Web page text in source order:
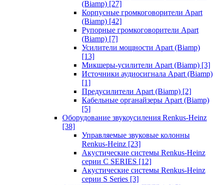
(Biamp) [27]
Корпусные громкоговорители Apart
(Biamp) [42]
Рупорные громкоговорители Apart
(Biamp) [7]
Усилители мощности Apart (Biamp)
[13]
Микшеры-усилители Apart (Biamp) [3]
Источники аудиосигнала Apart (Biamp)
[1]
Предусилители Apart (Biamp) [2]
Кабельные органайзеры Apart (Biamp)
[5]
Оборудование звукоусиления Renkus-Heinz
[38]
Управляемые звуковые колонны
Renkus-Heinz [23]
Акустические системы Renkus-Heinz
серии C SERIES [12]
Акустические системы Renkus-Heinz
серии S Series [3]